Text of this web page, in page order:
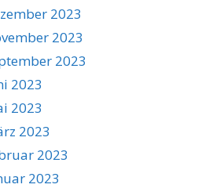
2023
2023
2023
2023
2023
2023
2023
2023